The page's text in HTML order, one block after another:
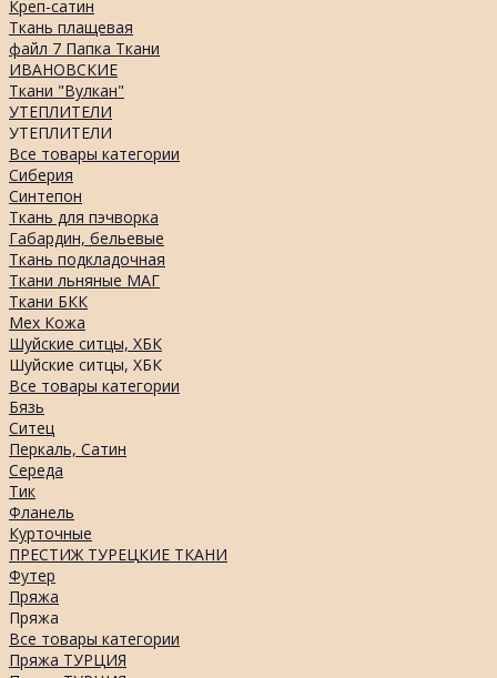
Креп-сатин
Ткань плащевая
файл 7 Папка Ткани
ИВАНОВСКИЕ
Ткани "Вулкан"
УТЕПЛИТЕЛИ
УТЕПЛИТЕЛИ
Все товары категории
Сиберия
Синтепон
Ткань для пэчворка
Габардин, бельевые
Ткань подкладочная
Ткани льняные МАГ
Ткани БКК
Мех Кожа
Шуйские ситцы, ХБК
Шуйские ситцы, ХБК
Все товары категории
Бязь
Ситец
Перкаль, Сатин
Середа
Тик
Фланель
Курточные
ПРЕСТИЖ ТУРЕЦКИЕ ТКАНИ
Футер
Пряжа
Пряжа
Все товары категории
Пряжа ТУРЦИЯ